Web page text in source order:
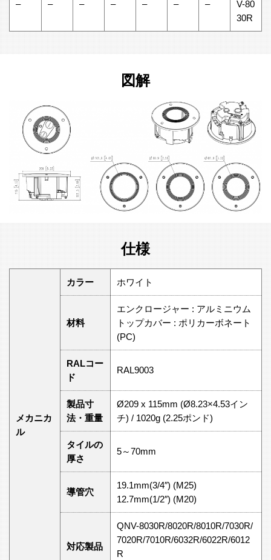
– – – – – – –
V-80
30R
図解
仕様
メカニカ
ル
カラー ホワイト
材料
エンクロージャー : アルミニウム
トップカバー : ポリカーボネート
(PC)
RALコー
ド
RAL9003
製品寸
法・重量
Ø209 x 115mm (Ø8.23×4.53イン
チ) / 1020g (2.25ポンド)
タイルの
厚さ
5～70mm
導管穴
19.1mm(3/4″) (M25)
12.7mm(1/2″) (M20)
対応製品
QNV-8030R/8020R/8010R/7030R/
7020R/7010R/6032R/6022R/6012
R